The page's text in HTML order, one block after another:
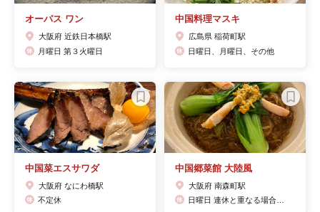
オーパス ワン
大阪府 近鉄日本橋駅
月曜日 第３火曜日
中国料理マスキ
広島県 稲荷町駅
日曜日、月曜日、その他
中国菜エスサワダ
大阪府 なにわ橋駅
不定休
中国郷菜館 大陸風
大阪府 南森町駅